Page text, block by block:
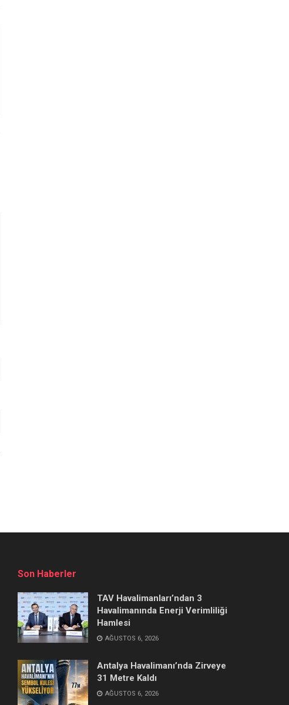
Son Haberler
TAV Havalimanları’ndan 3
Havalimanında Enerji Verimliliği
Hamlesi
AĞUSTOS 6, 2026
Antalya Havalimanı’nda Zirveye
31 Metre Kaldı
AĞUSTOS 6, 2026